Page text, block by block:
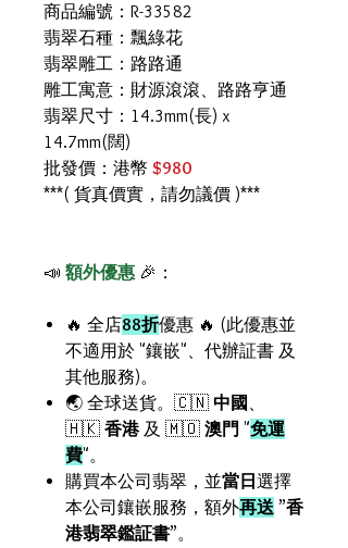
商品編號：R-33582
翡翠石種：飄綠花
翡翠雕工：路路通
雕工寓意：財源滾滾、路路亨通
翡翠尺寸：14.3mm(長) x
14.7mm(闊)
批發價：港幣 $980
***( 貨真價實，請勿議價 )***
📣 額外優惠 🎉：
🔥 全店88折優惠 🔥 (此優惠並
不適用於 "鑲嵌"、代辦証書 及
其他服務)。
🌏 全球送貨。🇨🇳 中國 、
🇭🇰 香港及 🇲🇴 澳門 "免運
費"。
購買本公司翡翠，並當日 選擇
本公司鑲嵌服務，額外再送 ”香
港翡翠鑑証書”。